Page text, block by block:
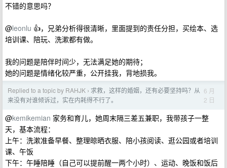
不错的意思吗？
@leonlu 👍，兄弟分析得很清晰，里面提到的责任分担，买绘本、选
培训课、陪玩、洗漱都有做。
我的问题是陪伴时间少，无法满足她的期待；
她的问题是情绪化较严重，公开挂我，背地损我。
Replied to a topic by RAHJK › 求救，这样的婚姻，还有必要坚持吗？从
来没有对谁倾诉过，实在内耗得不行了。
6 月
2 日
@kemikemian 家务和育儿，她周末隔三差五兼职，我带孩子一整
天，基本流程：
上午：洗漱准备早餐、整理晾晒衣服、陪小孩阅读、逛公园或者培训
课、午饭
下午：午睡陪睡（自己可以提前醒一两个小时）、运动、晚饭和饭后